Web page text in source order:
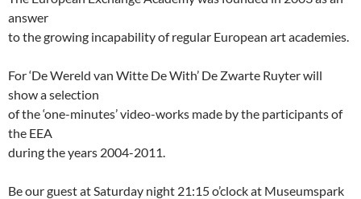
answer
to the growing incapability of regular European art academies.
For ‘De Wereld van Witte De With’ De Zwarte Ruyter will
show a selection
of the ‘one-minutes’ video-works made by the participants of
the EEA
during the years 2004-2011.
Be our guest at Saturday night 21:15 o’clock at Museumspark